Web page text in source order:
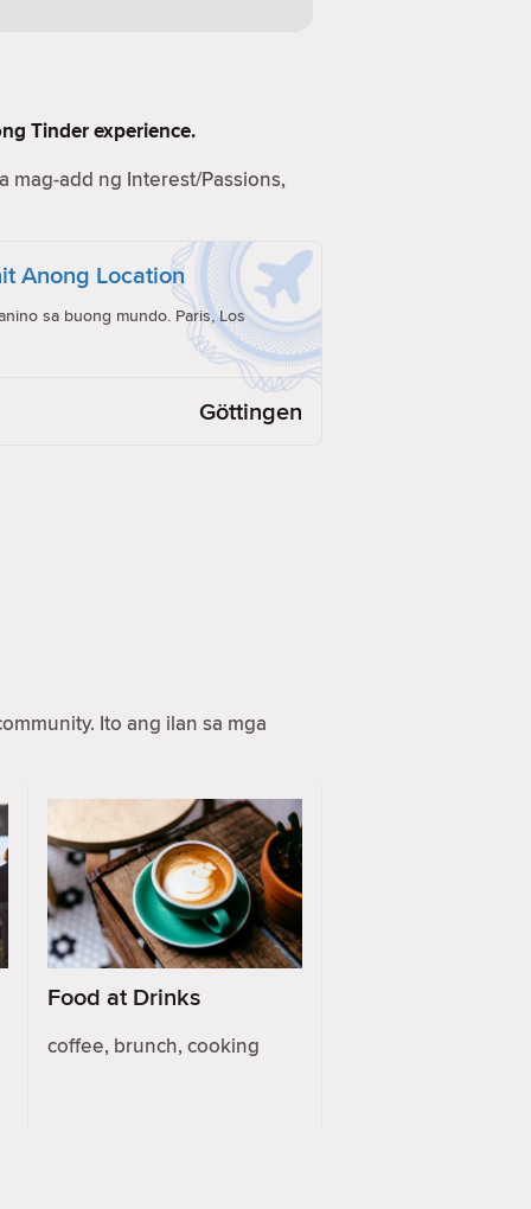
Tinder experience.
mag-add ng Interest/Passions,
Anong Location
sa buong mundo. Paris, Los
Göttingen
Ito ang ilan sa mga
Food at Drinks
coffee, brunch, cooking